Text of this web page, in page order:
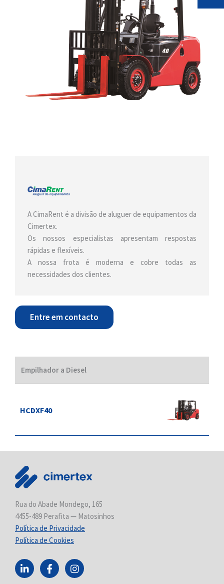
A CimaRent é a divisão de aluguer de equipamentos da
Cimertex.
Os nossos especialistas apresentam respostas
rápidas e flexíveis.
A nossa frota é moderna e cobre todas as
necessidades dos clientes.
Entre em contacto
Empilhador a Diesel
HCDXF40
Rua do Abade Mondego, 165
4455-489 Perafita — Matosinhos
Política de Privacidade
Política de Cookies
L
i
F
a
I
n